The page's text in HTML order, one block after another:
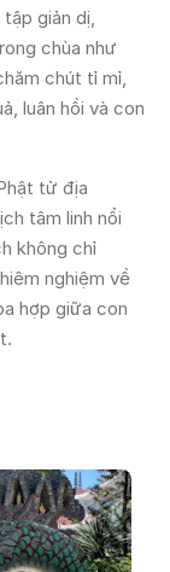
giản dị,
chùa như
chút tỉ mỉ,
luân hồi và con
tử địa
tâm linh nổi
không chỉ
nghiệm về
hợp giữa con